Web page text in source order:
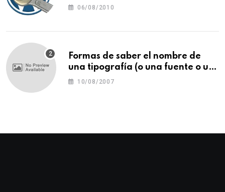
06/08/2010
Formas de saber el nombre de
una tipografía (o una fuente o un
tipo de letra)
10/08/2007